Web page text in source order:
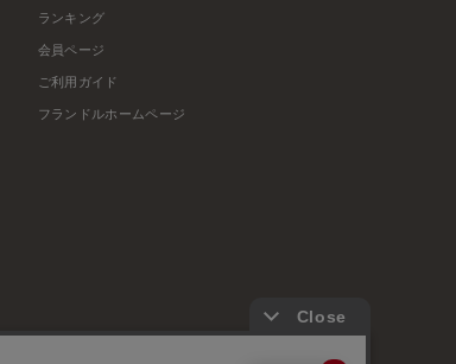
ランキング
会員ページ
ご利用ガイド
フランドルホームページ